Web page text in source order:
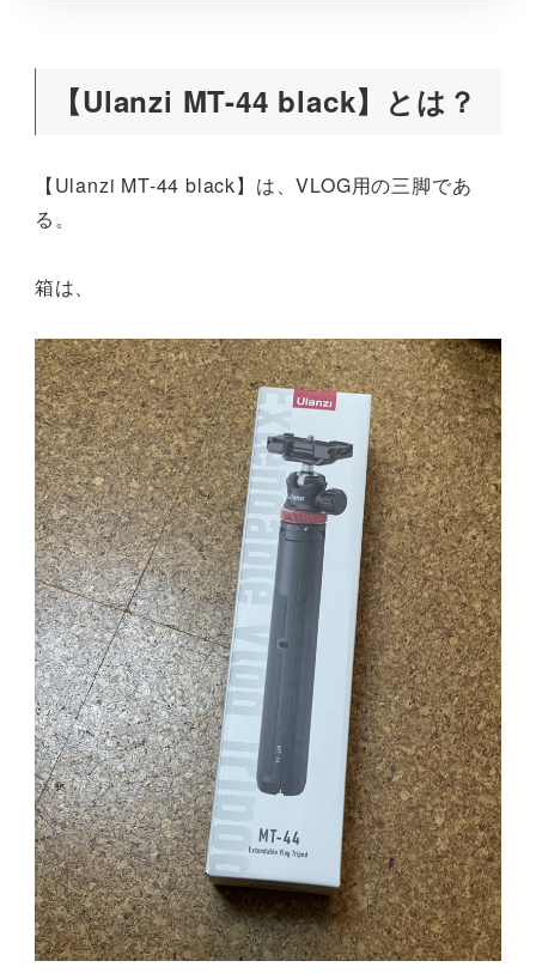
【Ulanzi MT-44 black】とは？
【Ulanzi MT-44 black】は、VLOG用の三脚であ
る。
箱は、